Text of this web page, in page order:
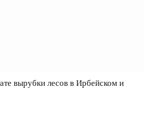
вырубки лесов в Ирбейском и